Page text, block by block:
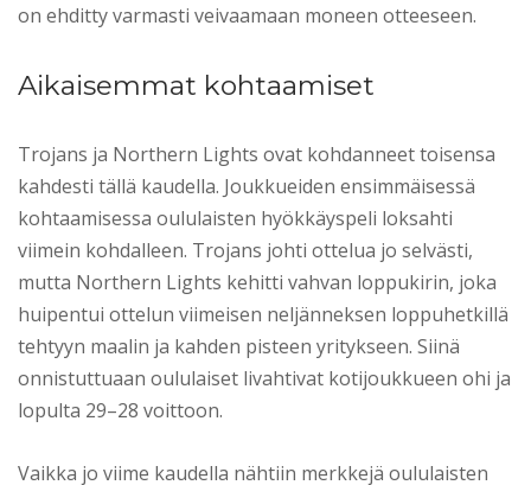
on ehditty varmasti veivaamaan moneen otteeseen.
Aikaisemmat kohtaamiset
Trojans ja Northern Lights ovat kohdanneet toisensa
kahdesti tällä kaudella. Joukkueiden ensimmäisessä
kohtaamisessa oululaisten hyökkäyspeli loksahti
viimein kohdalleen. Trojans johti ottelua jo selvästi,
mutta Northern Lights kehitti vahvan loppukirin, joka
huipentui ottelun viimeisen neljänneksen loppuhetkillä
tehtyyn maalin ja kahden pisteen yritykseen. Siinä
onnistuttuaan oululaiset livahtivat kotijoukkueen ohi ja
lopulta 29–28 voittoon.
Vaikka jo viime kaudella nähtiin merkkejä oululaisten